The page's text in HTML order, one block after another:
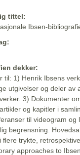
tittel:
Ibsen-
dekker:
til: 1) Henrik Ibsens
utgivelser og deler av
3) Dokumenter
og kapitler i
til videogram
begrensning.
flere trykte,
approaches to